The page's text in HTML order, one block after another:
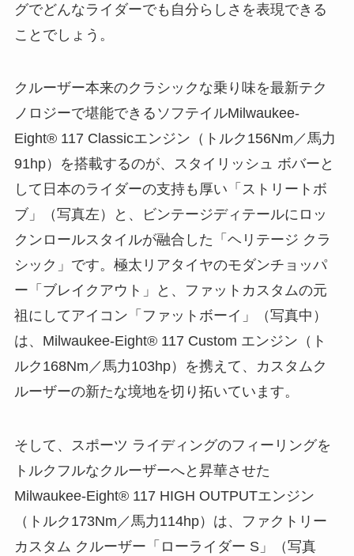
グでどんなライダーでも自分らしさを表現できる
ことでしょう。
クルーザー本来のクラシックな乗り味を最新テク
ノロジーで堪能できるソフテイルMilwaukee-
Eight® 117 Classicエンジン（トルク156Nm／馬力
91hp）を搭載するのが、スタイリッシュ ボバーと
して日本のライダーの支持も厚い「ストリートボ
ブ」（写真左）と、ビンテージディテールにロッ
クンロールスタイルが融合した「ヘリテージ クラ
シック」です。極太リアタイヤのモダンチョッパ
ー「ブレイクアウト」と、ファットカスタムの元
祖にしてアイコン「ファットボーイ」（写真中）
は、Milwaukee-Eight® 117 Custom エンジン（ト
ルク168Nm／馬力103hp）を携えて、カスタムク
ルーザーの新たな境地を切り拓いています。
そして、スポーツ ライディングのフィーリングを
トルクフルなクルーザーへと昇華させた
Milwaukee-Eight® 117 HIGH OUTPUTエンジン
（トルク173Nm／馬力114hp）は、ファクトリー
カスタム クルーザー「ローライダー S」（写真